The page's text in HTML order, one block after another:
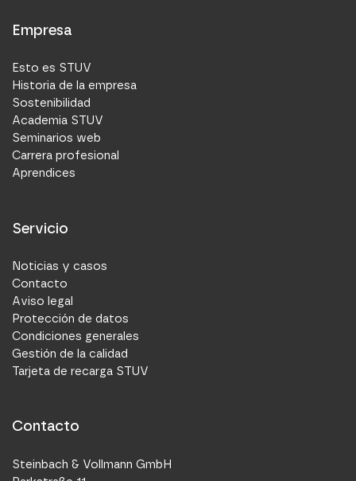
Empresa
Esto es STUV
Historia de la empresa
Sostenibilidad
Academia STUV
Seminarios web
Carrera profesional
Aprendices
Servicio
Noticias y casos
Contacto
Aviso legal
Protección de datos
Condiciones generales
Gestión de la calidad
Tarjeta de recarga STUV
Contacto
Steinbach & Vollmann GmbH